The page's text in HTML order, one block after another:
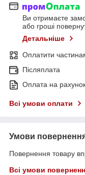
Ви отримаєте
або гроші
Детальніше
Оплатити
Післяплата
Оплата на
Всі умови оплати
Умови
Повернення товару
Всі умови